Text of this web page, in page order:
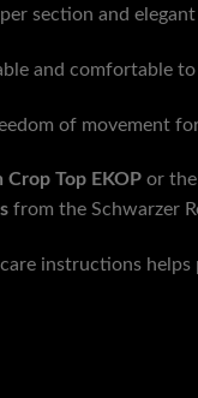
section and
and comfortable to
of movement
Crop Top EKOP or the
from the Schwarzer
instructions